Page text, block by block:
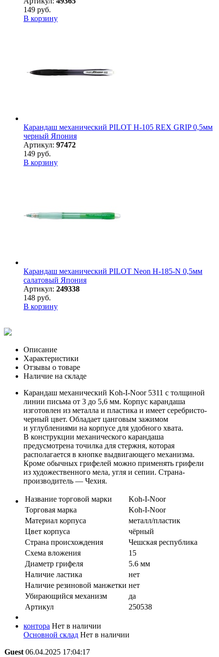
149 руб.
В корзину
Карандаш механический PILOT H-105 REX GRIP 0,5мм
черный Япония
Артикул: 97472
149 руб.
В корзину
Карандаш механический PILOT Neon H-185-N 0,5мм
салатовый Япония
Артикул: 249338
148 руб.
В корзину
Описание
Характеристики
Отзывы о товаре
Наличие на складе
Карандаш механический Koh-I-Noor 5311 с толщиной
линии письма от 3 до 5,6 мм. Корпус карандаша
изготовлен из металла и пластика и имеет серебристо-
черный цвет. Обладает цанговым зажимом
и углублениями на корпусе для удобного хвата.
В конструкции механического карандаша
предусмотрена точилка для стержня, которая
располагается в кнопке выдвигающего механизма.
Кроме обычных грифелей можно применять грифели
из художественного мела, угля и сепии. Страна-
производитель — Чехия.
Название торговой марки
Koh-I-Noor
Торговая марка
Koh-I-Noor
Материал корпуса
металл/пластик
Цвет корпуса
чёрный
Страна происхождения
Чешская республика
Схема вложения
15
Диаметр грифеля
5.6 мм
Наличие ластика
нет
Наличие резиновой манжетки нет
Убирающийся механизм
да
Артикул
250538
контора Нет в наличии
Основной склад Нет в наличии
Guest 06.04.2025 17:04:17